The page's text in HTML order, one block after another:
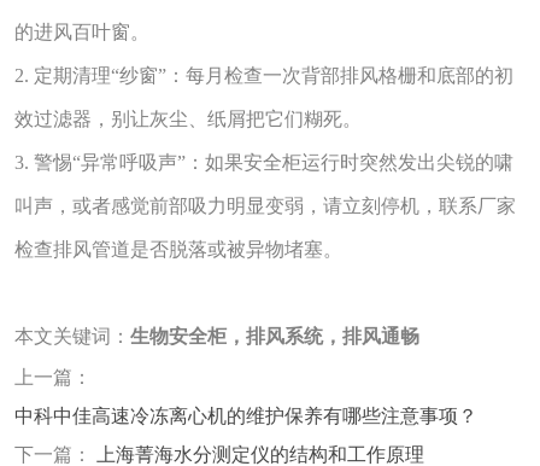
的进风百叶窗。
2. 定期清理“纱窗”：每月检查一次背部排风格栅和底部的初
效过滤器，别让灰尘、纸屑把它们糊死。
3. 警惕“异常呼吸声”：如果安全柜运行时突然发出尖锐的啸
叫声，或者感觉前部吸力明显变弱，请立刻停机，联系厂家
检查排风管道是否脱落或被异物堵塞。
本文关键词： 生物安全柜，排风系统，排风通畅
上一篇：
中科中佳高速冷冻离心机的维护保养有哪些注意事项？
下一篇：
上海菁海水分测定仪的结构和工作原理